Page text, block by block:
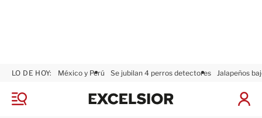
M
LO DE HOY: México y Perú Se jubilan 4 perros detectores Jalapeños
I
x